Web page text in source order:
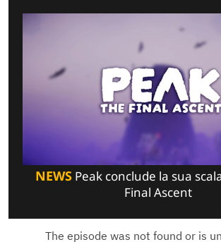
NEWSPeak conclude la sua
Final Ascent